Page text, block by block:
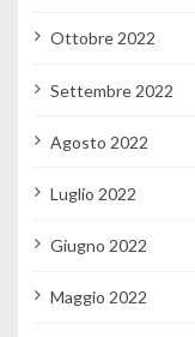
Ottobre 2022
Settembre 2022
Agosto 2022
Luglio 2022
Giugno 2022
Maggio 2022